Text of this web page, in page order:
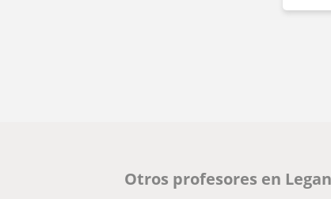
Otros profesores en